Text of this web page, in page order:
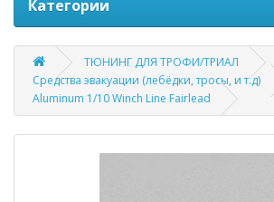
Категории
ТЮНИНГ ДЛЯ ТРОФИ/ТРИАЛ
Средства эвакуации (лебёдки, тросы, и т.д)
Aluminum 1/10 Winch Line Fairlead